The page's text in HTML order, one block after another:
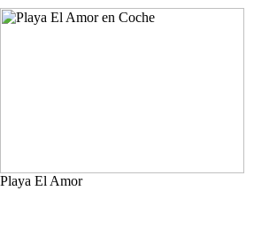
Playa El Amor